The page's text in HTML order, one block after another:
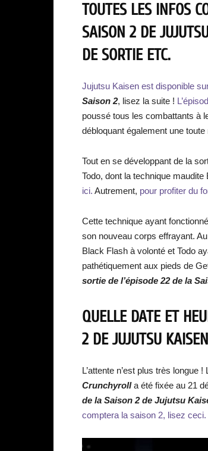
TOUTES LES INFOS
SAISON 2 DE
DE SORTIE ETC.
Jujutsu Kaisen est disponible
Saison 2, lisez la suite !
poussé tous les combattants à
débloquant également une
Tout en se développant de la
Todo, dont la technique
ici. Autrement, pour profiter du
Cette technique ayant
son nouveau corps effrayant.
Black Flash à volonté et Todo
pathétiquement aux pieds de
sortie de l’épisode 22 de la
QUELLE DATE ET
2 DE JUJUTSU
L’attente n’est plus très longue !
Crunchyrolla été fixée au 21
de la Saison 2 de Jujutsu
comptera la saison 2, lisez ceci.